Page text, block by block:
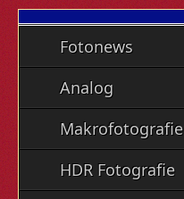
Fotonews
Analog
Makrofotografie
HDR Fotografie